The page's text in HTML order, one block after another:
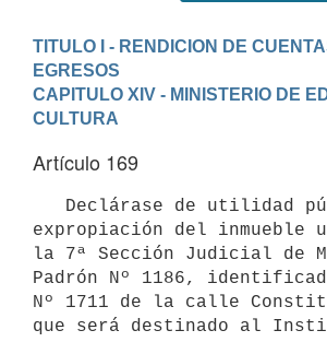
TITULO I - RENDICION DE
EGRESOS
CAPITULO XIV - MINISTERIO DE
CULTURA
Artículo 169
expropiación del inmueble
la 7ª Sección Judicial de
Padrón Nº 1186,
Nº 1711 de la calle
que será destinado al